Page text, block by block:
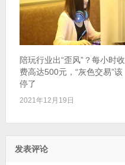
陪玩行业出“歪风”？每小时收
费高达500元，“灰色交易”该
停了
2021年12月19日
发表评论